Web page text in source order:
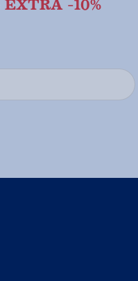
EXTRA -10%